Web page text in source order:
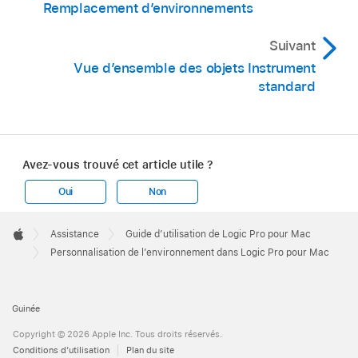
Dans la fenêtre Environnement de Logic Pro,
layer.
menu local Couche.
fenêtre Environnement afin qu’elle soit
Remplacement d’environnements
Suivant
Vue d’ensemble des objets Instrument
standard
Avez-vous trouvé cet article utile ?
Oui Non
Footer

Apple
Assistance
Guide d’utilisation de Logic Pro pour Mac
Personnalisation de l’environnement dans Logic Pro pour Mac
Guinée
Copyright © 2026 Apple Inc. Tous droits réservés.
Conditions d’utilisation
Plan du site